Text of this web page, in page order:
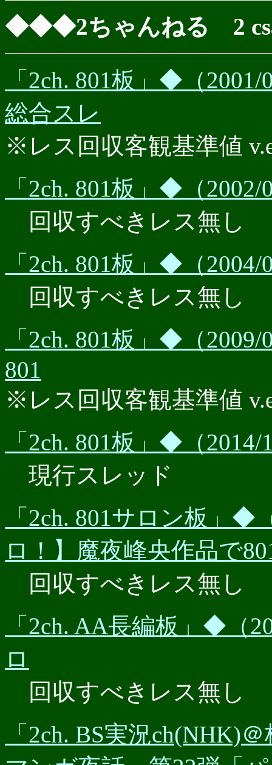
◆◆◆2ちゃんねる 2
「2ch. 801板」◆（
総合スレ
※レス回収客観基準値
「2ch. 801板」◆（
回収すべきレス無し
「2ch. 801板」◆（
回収すべきレス無し
「2ch. 801板」◆（
801
※レス回収客観基準値
「2ch. 801板」◆（
現行スレッド
「2ch. 801サロン板」
ロ！】魔夜峰央作品で
回収すべきレス無し
「2ch. AA長編板」
ロ
回収すべきレス無し
「2ch. BS実況ch(NHK)